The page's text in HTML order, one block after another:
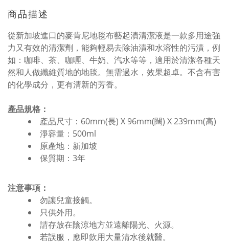
商品描述
從新加坡進口的麥肯尼地毯布藝起漬清潔液是一款多用途強
力又有效的清潔劑，能夠輕易去除油漬和水溶性的污漬，例
如：咖啡、茶、咖喱、牛奶、汽水等等，適用於清潔各種天
然和人做纖維質地的地毯。無需過水，效果超卓。不含有害
的化學成分，更有清新的芳香。
產品規格：
產品尺寸：60mm(長) X 96mm(闊) X 239mm(高)
淨容量：500ml
原產地：新加坡
保質期：3年
注意事項：
勿讓兒童接觸。
只供外用。
請存放在陰涼地方並遠離陽光、火源。
若誤服，應即飲用大量清水後就醫。